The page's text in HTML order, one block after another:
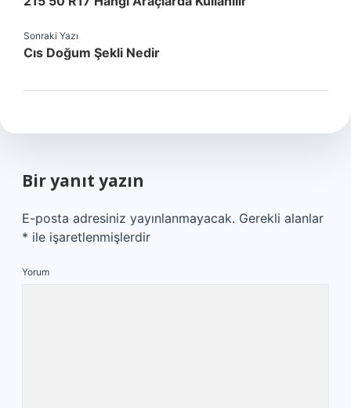
Sonraki Yazı
Cıs Doğum Şekli Nedir
Bir yanıt yazın
E-posta adresiniz yayınlanmayacak. Gerekli alanlar
* ile işaretlenmişlerdir
Yorum